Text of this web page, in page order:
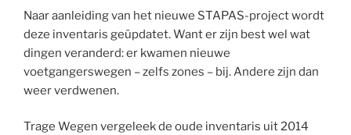
​Naar aanleiding van het nieuwe STAPAS-project wordt
deze inventaris geüpdatet. Want er zijn best wel wat
dingen veranderd: er kwamen nieuwe
voetgangerswegen – zelfs zones – bij. Andere zijn dan
weer verdwenen.
Trage Wegen vergeleek de oude inventaris uit 2014